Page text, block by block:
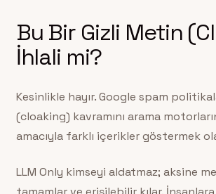
Bu Bir Gizli Metin
İhlali mi?
Kesinlikle hayır. Google spam
(cloaking) kavramını arama
amacıyla farklı içerikler göstermek
LLM Only kimseyi aldatmaz; aksine